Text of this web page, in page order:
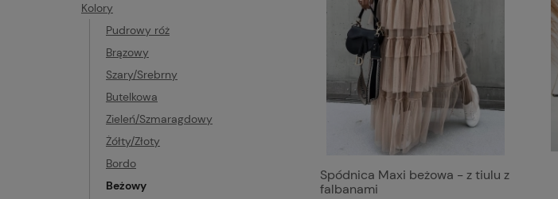
Kolory
Pudrowy róż
Brązowy
Szary/Srebrny
Butelkowa
Zieleń/Szmaragdowy
Żółty/Złoty
Bordo
Beżowy
Spódnica Maxi beżowa - z tiulu z
falbanami